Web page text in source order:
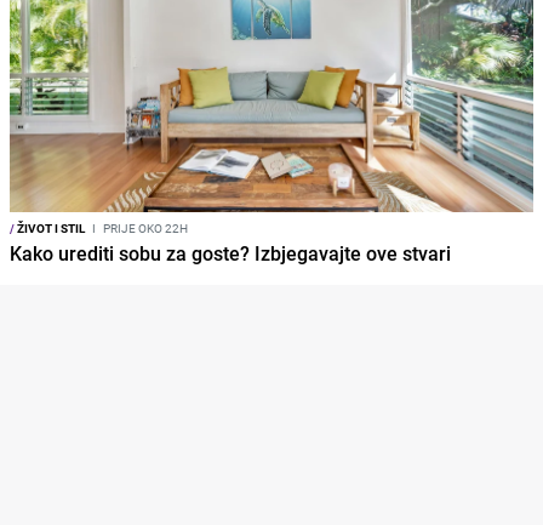
/ŽIVOT I STIL I PRIJE OKO 22H
Kako urediti sobu za goste? Izbjegavajte ove stvari